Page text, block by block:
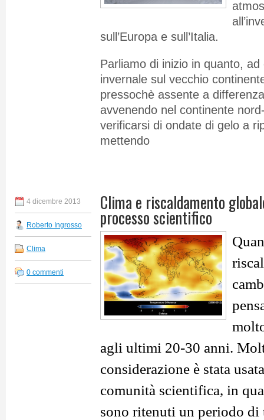
sull’Europa e sull’Italia.
Parliamo di inizio in quanto,
invernale sul vecchio
pressochè assente a
avvenendo nel continente
verificarsi di ondate di gelo a
mettendo
4 dicembre 2013
Roberto Ingrosso
Clima
0 commenti
Clima e riscaldamento
processo scientifico
agli ultimi 20-30 anni.
considerazione è stata
comunità scientifica, in
sono ritenuti un periodo di